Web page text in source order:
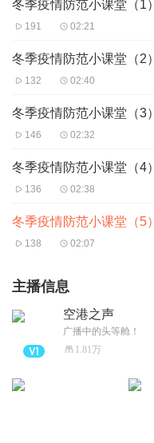
冬季疫情防范小课堂（1）
191 02:21
冬季疫情防范小课堂（2）
132 02:40
冬季疫情防范小课堂（3）
146 02:32
冬季疫情防范小课堂（4）
136 02:38
冬季疫情防范小课堂（5）
138 02:07
主播信息
空港之声
广播中的头等舱！
1.81万